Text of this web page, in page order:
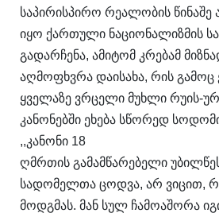
საპირისპირო რეალობის წინაშე
იყო ქართული ნაციონალიზმის
გადარჩენა, ამიტომ კრებამ
აღმოფხვრა დაისახა, რის
ყველაზე ვრცელი მუხლი რუის-
კანონებში ეხება სწორედ
,,კანონი 18
ღმრთის გამამწარებელი
სადომელთა ცოდვა, არ ვიცით,
მოდგმას. მან სულ ჩამოაშორა